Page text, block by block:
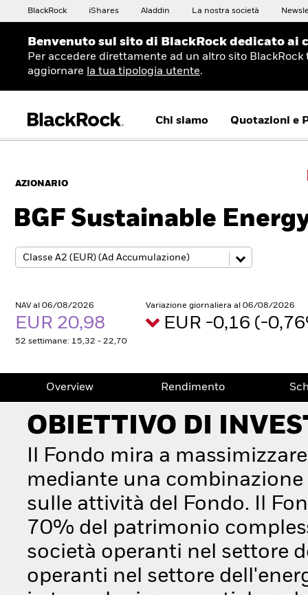
BlackRock iShares Aladdin La nostra società
Benvenuto sul sito di BlackRock dedicato
Per accedere direttamente ad un altro sito
aggiornare
la tua tipologia utente.
Chi siamo Quotazioni e
AZIONARIO
BGF Sustainable
NAV al 06/08/2026
EUR 20,98
52 settimane: 15,32 - 22,70
Variazione giornaliera al 06/08/2026
EUR -0,16 (-
Overview Rendimento
OBIETTIVO DI
Il Fondo mira a
mediante una
sulle attività del Fondo. Il
70% del patrimonio
società operanti nel settore
operanti nel settore